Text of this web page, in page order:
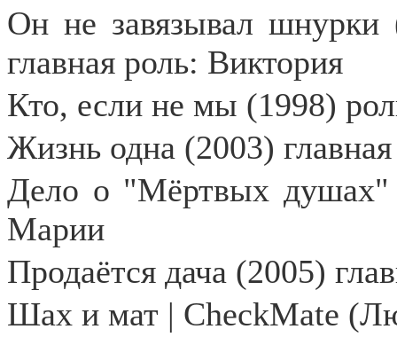
Он не завязывал
главная роль: Виктория
Кто, если не мы (1998)
Жизнь одна (2003)
Дело о "Мёртвых душах"
Марии
Продаётся дача (2005)
Шах и мат | CheckMate